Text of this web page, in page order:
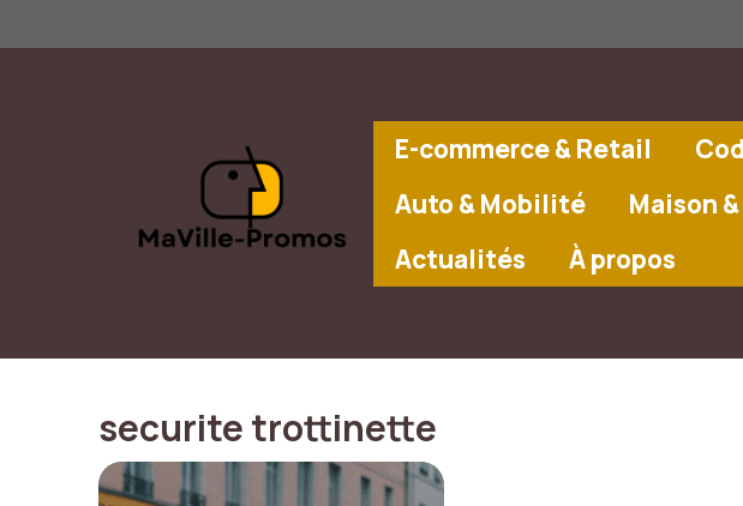
au
E-commerce & Retail
Auto & Mobilité
Maison
Actualités
À propos
securite trottinette